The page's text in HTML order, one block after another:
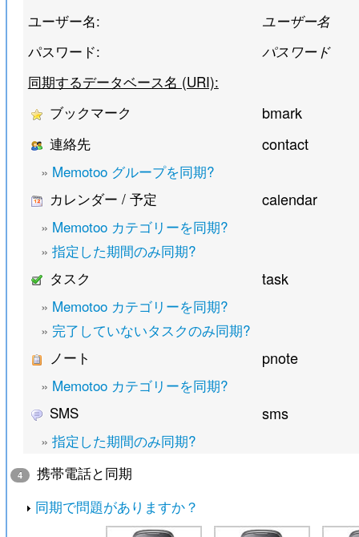
ユーザー名:
ユーザー名
パスワード: パスワード
同期するデータベース名 (URI):
ブックマーク
bmark
連絡先 contact
» Memotoo グループを同期?
カレンダー / 予定
calendar
» Memotoo カテゴリーを同期?
» 指定した期間のみ同期?
タスク
task
» Memotoo カテゴリーを同期?
» 完了していないタスクのみ同期?
ノート
pnote
» Memotoo カテゴリーを同期?
SMS
sms
» 指定した期間のみ同期?
4
携帯電話と同期
同期で問題がありますか？